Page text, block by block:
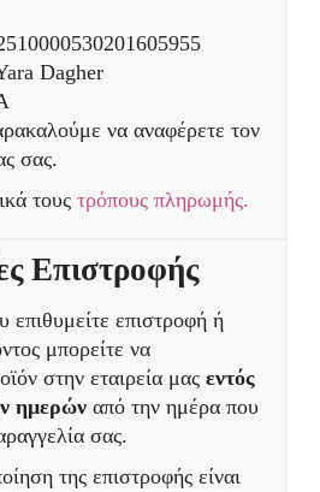
Dagher
να αναφέρετε τον
σας.
τους τρόπους πληρωμής.
Επιστροφής
επιθυμείτε επιστροφή ή
μπορείτε να
στην εταιρεία μας εντός
ημερώναπό την ημέρα που
σας.
της επιστροφής είναι